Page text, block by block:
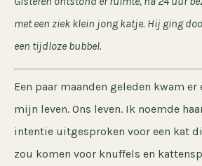
met een ziek klein jong katje. Hij ging
een tijdloze bubbel.
Een paar maanden geleden kwam er
mijn leven. Ons leven. Ik noemde
intentie uitgesproken voor een kat
zou komen voor knuffels en